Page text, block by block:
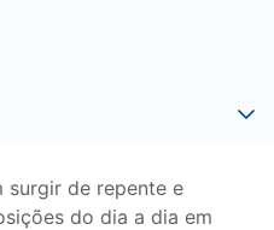
surgir de repente e
do dia a dia em